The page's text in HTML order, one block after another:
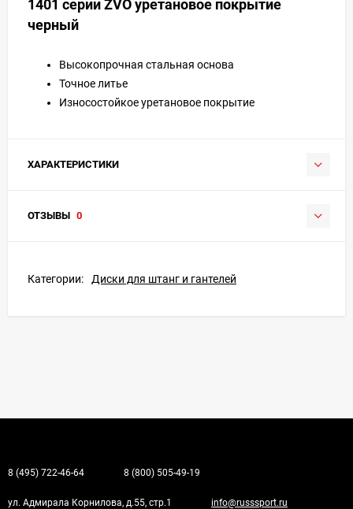
1401 серии ZVO уретановое покрытие
черный
Высокопрочная стальная основа
Точное литье
Износостойкое уретановое покрытие
ХАРАКТЕРИСТИКИ
ОТЗЫВЫ 0
Категории: Диски для штанг и гантелей
8 (495) 722-46-64 8 (800) 505-49-19
ул. Адмирала Корнилова, д.55, стр.1 info@russsport.ru